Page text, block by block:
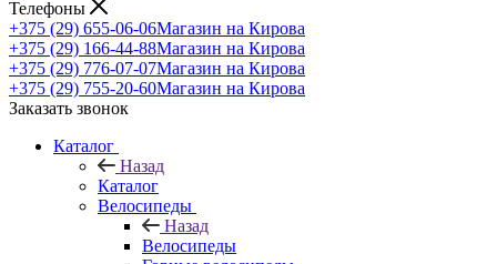
Телефоны
+375 (29) 655-06-06Магазин на Кирова
+375 (29) 166-44-88Магазин на Кирова
+375 (29) 776-07-07Магазин на Кирова
+375 (29) 755-20-60Магазин на Кирова
Заказать звонок
Каталог
Назад
Каталог
Велосипеды
Назад
Велосипеды